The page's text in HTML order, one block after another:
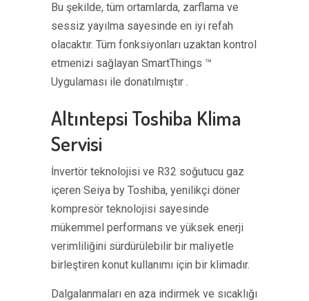
Bu şekilde, tüm ortamlarda, zarflama ve
sessiz yayılma sayesinde en iyi refah
olacaktır. Tüm fonksiyonları uzaktan kontrol
etmenizi sağlayan SmartThings ™
Uygulaması ile donatılmıştır .
Altıntepsi Toshiba Klima
Servisi
İnvertör teknolojisi ve R32 soğutucu gaz
içeren Seiya by Toshiba, yenilikçi döner
kompresör teknolojisi sayesinde
mükemmel performans ve yüksek enerji
verimliliğini sürdürülebilir bir maliyetle
birleştiren konut kullanımı için bir klimadır.
Dalgalanmaları en aza indirmek ve sıcaklığı